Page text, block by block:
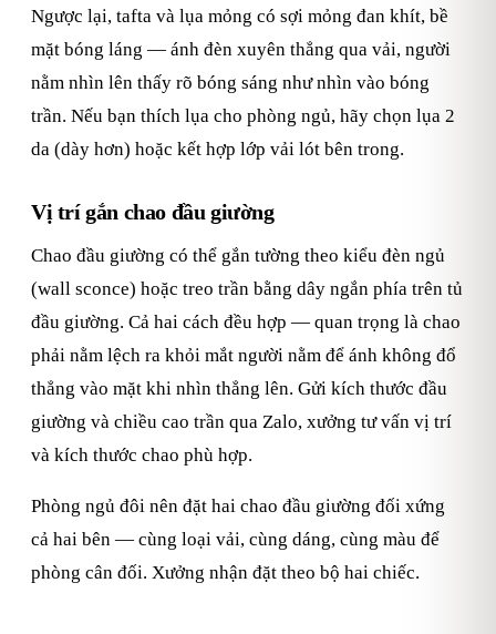
Ngược lại, tafta và lụa mỏng có sợi mỏng đan khít, bề
mặt bóng láng — ánh đèn xuyên thẳng qua vải, người
nằm nhìn lên thấy rõ bóng sáng như nhìn vào bóng
trần. Nếu bạn thích lụa cho phòng ngủ, hãy chọn lụa 2
da (dày hơn) hoặc kết hợp lớp vải lót bên trong.
Vị trí gắn chao đầu giường
Chao đầu giường có thể gắn tường theo kiểu đèn ngủ
(wall sconce) hoặc treo trần bằng dây ngắn phía trên tủ
đầu giường. Cả hai cách đều hợp — quan trọng là chao
phải nằm lệch ra khỏi mắt người nằm để ánh không đổ
thẳng vào mặt khi nhìn thẳng lên. Gửi kích thước đầu
giường và chiều cao trần qua Zalo, xưởng tư vấn vị trí
và kích thước chao phù hợp.
Phòng ngủ đôi nên đặt hai chao đầu giường đối xứng
cả hai bên — cùng loại vải, cùng dáng, cùng màu để
phòng cân đối. Xưởng nhận đặt theo bộ hai chiếc.